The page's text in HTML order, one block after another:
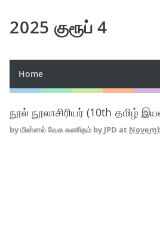
2025 குரூப் 4
Home
நூல் நூலாசிரியர் (10th தமிழ்
byமின்னல் வேக கணிதம் by JPD at